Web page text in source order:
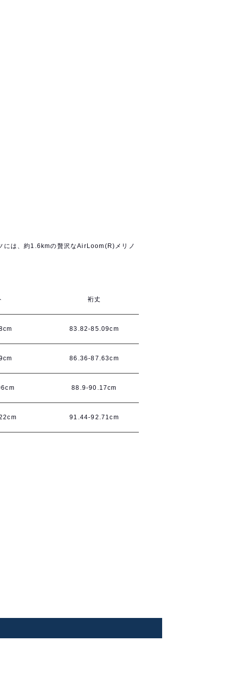
は、約1.6kmの贅沢なAirLoom(R)メリノ
裄丈
83.82-85.09cm
86.36-87.63cm
88.9-90.17cm
91.44-92.71cm